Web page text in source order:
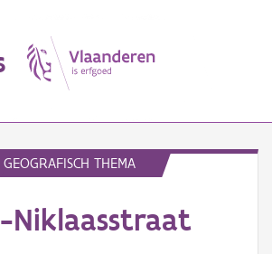
GEOGRAFISCH THEMA
Niklaasstraat